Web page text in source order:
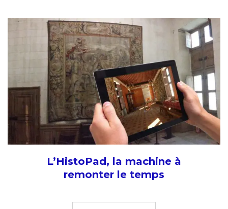
L’HistoPad, la machine à
remonter le temps